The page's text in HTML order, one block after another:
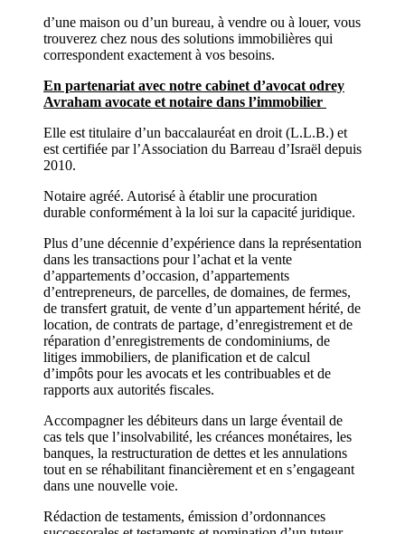
d’une maison ou d’un bureau, à vendre ou à louer, vous
trouverez chez nous des solutions immobilières qui
correspondent exactement à vos besoins.
En partenariat avec notre cabinet d’avocat odrey
Avraham avocate et notaire dans l’immobilier
Elle est titulaire d’un baccalauréat en droit (L.L.B.) et
est certifiée par l’Association du Barreau d’Israël depuis
2010.
Notaire agréé. Autorisé à établir une procuration
durable conformément à la loi sur la capacité juridique.
Plus d’une décennie d’expérience dans la représentation
dans les transactions pour l’achat et la vente
d’appartements d’occasion, d’appartements
d’entrepreneurs, de parcelles, de domaines, de fermes,
de transfert gratuit, de vente d’un appartement hérité, de
location, de contrats de partage, d’enregistrement et de
réparation d’enregistrements de condominiums, de
litiges immobiliers, de planification et de calcul
d’impôts pour les avocats et les contribuables et de
rapports aux autorités fiscales.
Accompagner les débiteurs dans un large éventail de
cas tels que l’insolvabilité, les créances monétaires, les
banques, la restructuration de dettes et les annulations
tout en se réhabilitant financièrement et en s’engageant
dans une nouvelle voie.
Rédaction de testaments, émission d’ordonnances